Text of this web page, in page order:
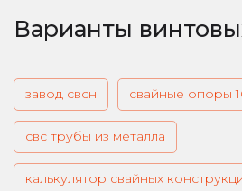
Варианты
завод свсн свайные опоры
свс трубы из металла
калькулятор свайных